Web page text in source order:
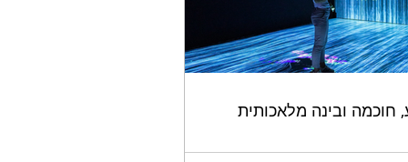
חוכמה ובינה מלאכותית